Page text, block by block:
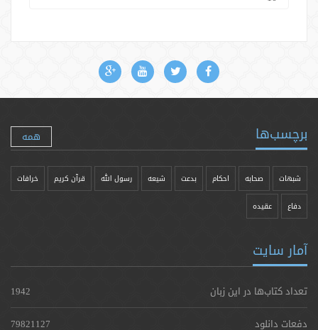
برچسب‌ها همه
شبهات صحابه احکام بدعت شیعه رسول الله قرآن کریم خرافات
دفاع عقیده
آمار سایت
تعداد کتاب‌ها در این زبان
1942
دفعات دانلود
79821127